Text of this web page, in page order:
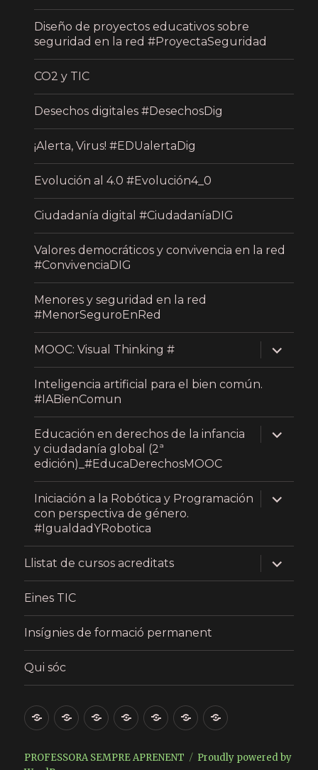
Diseño de proyectos educativos sobre
seguridad en la red #ProyectaSeguridad
CO2 y TIC
Desechos digitales #DesechosDig
¡Alerta, Virus! #EDUalertaDig
Evolución al 4.0 #Evolución4_0
Ciudadanía digital #CiudadaníaDIG
Valores democráticos y convivencia en la red
#ConvivenciaDIG
Menores y seguridad en la red
#MenorSeguroEnRed
MOOC: Visual Thinking #
expand
child
menu
Inteligencia artificial para el bien común.
#IABienComun
Educación en derechos de la infancia
y ciudadanía global (2ª
edición)_#EducaDerechosMOOC
expand
child
Iniciación a la Robótica y Programación
con perspectiva de género.
#IgualdadYRobotica
expand
child
Llistat de cursos acreditats
expand
child
menu
Eines TIC
Insígnies de formació permanent
Qui sóc
Presentació
ÚltimsMicro-
MOOC,
Llistat
cursos
EinesInsígnies
formació
Qui
PROFESSORA SEMPRE APRENENT
Proudly powered by